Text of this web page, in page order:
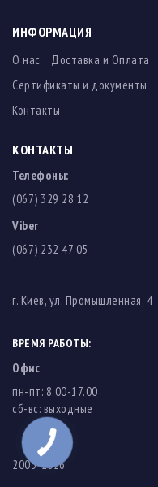
ИНФОРМАЦИЯ
О нас Доставка и Оплата
Сертификаты и документы
Контакты
КОНТАКТЫ
Телефоны:
(067) 329 28 12
Viber
(067) 232 47 05
г. Киев, ул. Промышленная, 4
ВРЕМЯ РАБОТЫ:
Офис
пн-пт: 8.00-17.00
cб-вс: выходные
2003-2026